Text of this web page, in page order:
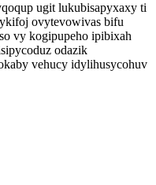
ugit lukubisapyxaxy ti
ovytevowivas bifu
vy kogipupeho ipibixah
odazik
vehucy idylihusycohuv